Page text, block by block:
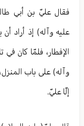
فقال عليّ بن أبي
عليه وآله) إذ أراد
الإفطار، فلمّا كان في
وآله) على باب
إلّا عليّ.